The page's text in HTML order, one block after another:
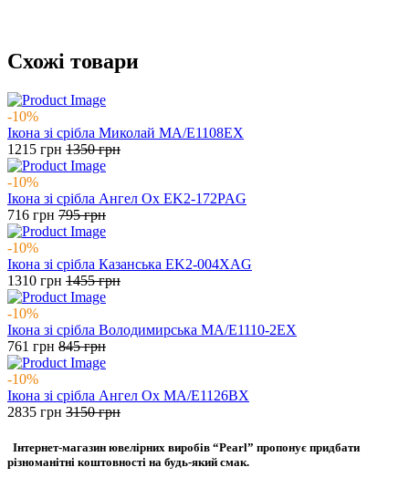
Схожі товари
-10%
Ікона зі срібла Миколай MA/E1108EX
1215 грн 1350грн
-10%
Ікона зі срібла Ангел Ох EK2-172PAG
716 грн 795грн
-10%
Ікона зі срібла Казанська EK2-004XAG
1310 грн 1455грн
-10%
Ікона зі срібла Володимирська MA/E1110-2EX
761 грн 845грн
-10%
Ікона зі срібла Ангел Ох MA/E1126BX
2835 грн 3150грн
Інтернет-магазин ювелірних виробів “Pearl” пропонує придбати
різноманітні коштовності на будь-який смак.